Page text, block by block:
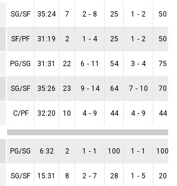
SG/SF 35:24 7 2 - 8 25 1 - 2 50
SF/PF 31:19 2 1 - 4 25 1 - 2 50
PG/SG 31:31 22 6 - 11 54 3 - 4 75
SG/SF 35:26 23 9 - 14 64 7 - 10 70
C/PF 32:20 10 4 - 9 44 4 - 9 44
PG/SG 6:32 2 1 - 1 100 1 - 1 100
SG/SF 15:31 8 2 - 7 28 1 - 5 20